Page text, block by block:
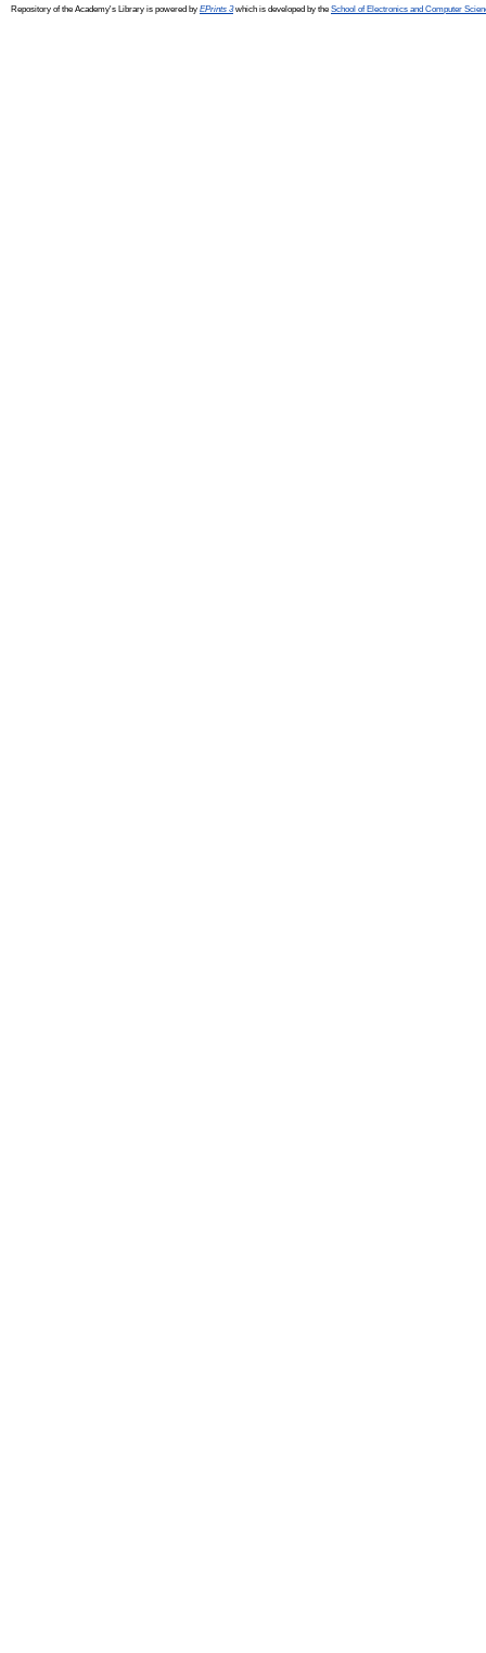
Repository of the Academy's Library is powered by EPrints 3which is developed by the School of Electronics and Computer